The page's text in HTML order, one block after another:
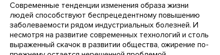
Современные тенденции изменения образа жизни
людей способствуют беспрецедентному повышению
заболеваемости рядом индустриальных болезней. И
несмотря на развитие современных технологий и столь
выраженный скачок в развитии общества, ожирение по-